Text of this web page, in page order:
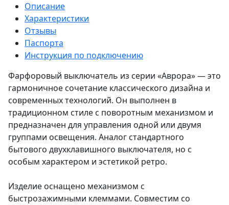
Описание
Характеристики
Отзывы
Паспорта
Инструкция по подключению
Фарфоровый выключатель из серии «Аврора» — это
гармоничное сочетание классического дизайна и
современных технологий. Он выполнен в
традиционном стиле с поворотным механизмом и
предназначен для управления одной или двумя
группами освещения. Аналог стандартного
бытового двухклавишного выключателя, но с
особым характером и эстетикой ретро.
Изделие оснащено механизмом с
быстрозажимными клеммами. Совместим со